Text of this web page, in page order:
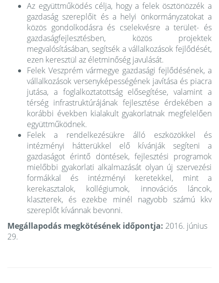
Az együttműködés célja, hogy a felek ösztönözzék a
gazdaság szereplőit és a helyi önkormányzatokat a
közös gondolkodásra és cselekvésre a terület- és
gazdaságfejlesztésben, közös projektek
megvalósításában, segítsék a vállalkozások fejlődését,
ezen keresztül az életminőség javulását.
Felek Veszprém vármegye gazdasági fejlődésének, a
vállalkozások versenyképességének javítása és piacra
jutása, a foglalkoztatottság elősegítése, valamint a
térség infrastruktúrájának fejlesztése érdekében a
korábbi években kialakult gyakorlatnak megfelelően
együttműködnek.
Felek a rendelkezésükre álló eszközökkel és
intézményi hátterükkel elő kívánják segíteni a
gazdaságot érintő döntések, fejlesztési programok
mielőbbi gyakorlati alkalmazását olyan új szervezési
formákkal és intézményi keretekkel, mint a
kerekasztalok, kollégiumok, innovációs láncok,
klaszterek, és ezekbe minél nagyobb számú kkv
szereplőt kívánnak bevonni.
Megállapodás megkötésének időpontja: 2016. június
29.